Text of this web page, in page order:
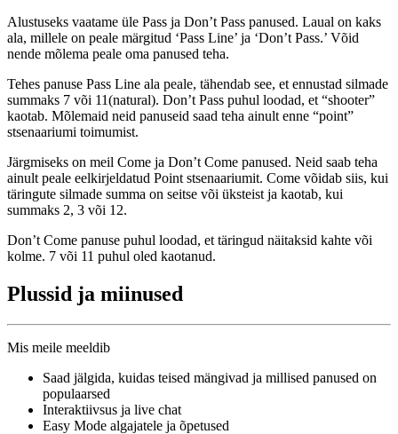
Alustuseks vaatame üle Pass ja Don’t Pass panused. Laual on kaks
ala, millele on peale märgitud ‘Pass Line’ ja ‘Don’t Pass.’ Võid
nende mõlema peale oma panused teha.
Tehes panuse Pass Line ala peale, tähendab see, et ennustad silmade
summaks 7 või 11(natural). Don’t Pass puhul loodad, et “shooter”
kaotab. Mõlemaid neid panuseid saad teha ainult enne “point”
stsenaariumi toimumist.
Järgmiseks on meil Come ja Don’t Come panused. Neid saab teha
ainult peale eelkirjeldatud Point stsenaariumit. Come võidab siis, kui
täringute silmade summa on seitse või üksteist ja kaotab, kui
summaks 2, 3 või 12.
Don’t Come panuse puhul loodad, et täringud näitaksid kahte või
kolme. 7 või 11 puhul oled kaotanud.
Plussid ja miinused
Mis meile meeldib
Saad jälgida, kuidas teised mängivad ja millised panused on
populaarsed
Interaktiivsus ja live chat
Easy Mode algajatele ja õpetused